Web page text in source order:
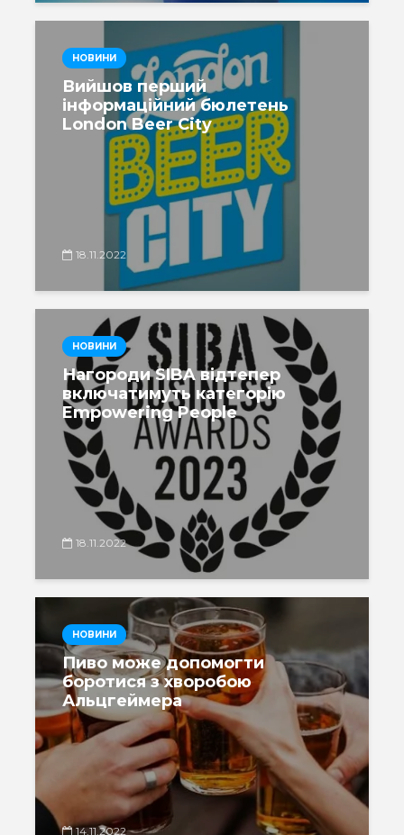
НОВИНИ
Вийшов перший
інформаційний бюлетень
London Beer City
18.11.2022
НОВИНИ
Нагороди SIBA відтепер
включатимуть категорію
Empowering People
18.11.2022
НОВИНИ
Пиво може допомогти
боротися з хворобою
Альцгеймера
14.11.2022